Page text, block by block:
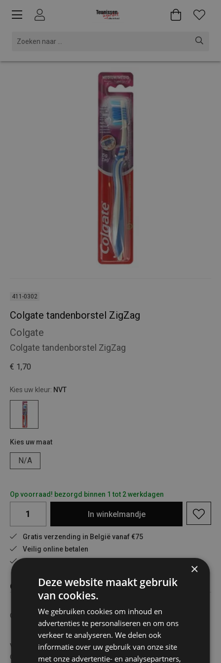
411-0302
Colgate tandenborstel ZigZag
Colgate
Colgate tandenborstel ZigZag
€ 1,70
Kies uw kleur: NVT
Kies uw maat
N/A
Op voorraad! bezorgd binnen 1 tot 2 werkdagen
In winkelmandje
Gratis verzending in België vanaf €75
Veilig online betalen
Omschrijving
Colgate tandenborstel ZigZag
Verzorg uw hele mond en krijg een diepe reiniging met de
Colgate Zig Zag tandenborstel. De handtandenborstel heeft
×
Deze website maakt gebruik
van cookies.
We gebruiken cookies om inhoud en
advertenties te personaliseren en om ons
verkeer te analyseren. We delen ook
informatie over uw gebruik van onze site
met onze advertentie- en analysepartners,